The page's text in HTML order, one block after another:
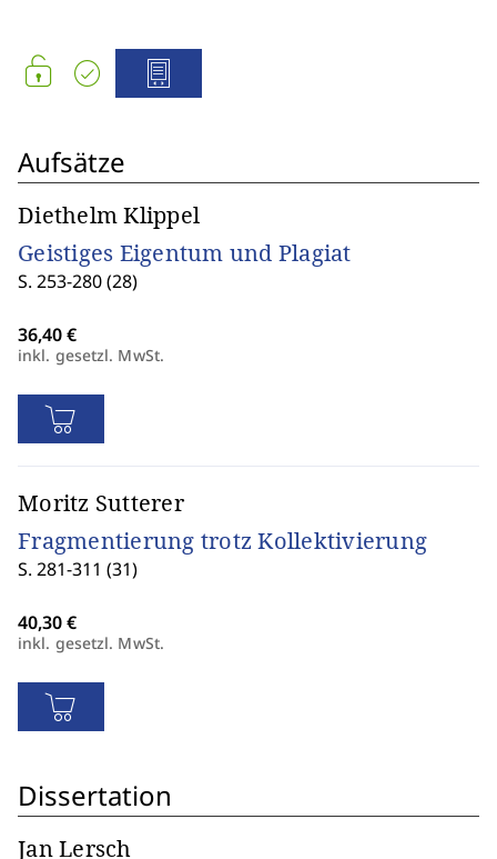
Aufsätze
Diethelm Klippel
Geistiges Eigentum und Plagiat
S. 253-280 (28)
inkl. gesetzl. MwSt.
Moritz Sutterer
Fragmentierung trotz Kollektivierung
S. 281-311 (31)
inkl. gesetzl. MwSt.
Dissertation
Jan Lersch